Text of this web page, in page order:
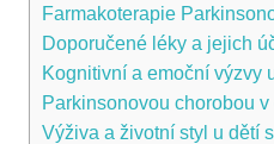
Farmakoterapie
Doporučené léky a jejich
Kognitivní a emoční‍ výzvy
Parkinsonovou chorobou v
Výživa a životní styl‍ u ‍dětí